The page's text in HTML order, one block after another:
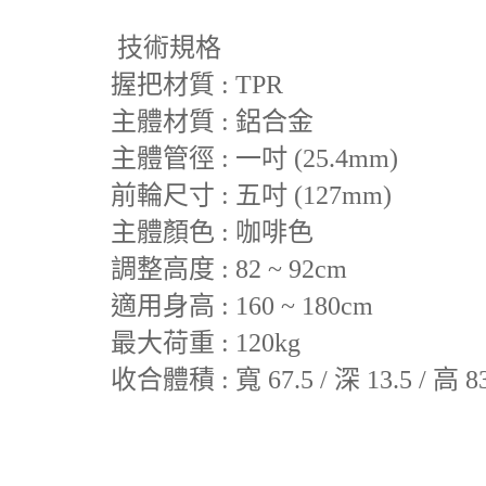
技術規格
握把材質 : TPR
主體材質 : 鋁合金
主體管徑 : 一吋 (25.4mm)
前輪尺寸 : 五吋 (127mm)
主體顏色 : 咖啡色
調整高度 : 82 ~ 92cm
適用身高 : 160 ~ 180cm
最大荷重 : 120kg
收合體積 : 寬 67.5 / 深 13.5 / 高